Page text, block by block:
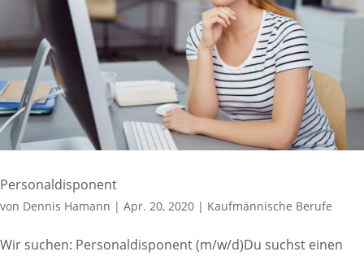
Personaldisponent
von Dennis Hamann | Apr. 20, 2020 | Kaufmännische Berufe
Wir suchen: Personaldisponent (m/w/d)Du suchst einen